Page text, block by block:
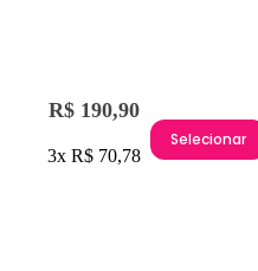
R$ 190,90
3x R$ 70,78
Selecionar